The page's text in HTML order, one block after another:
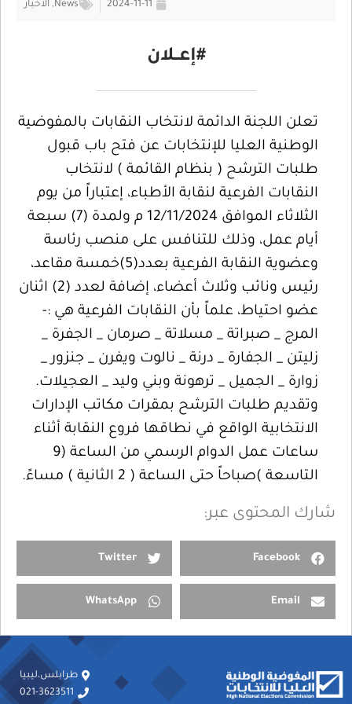
2024-11-11
News
, الأخبار
#إعــلان
تعلن اللجنة الدائمة لانتخاب النقابات بالمفوضية
الوطنية العليا للإنتخابات عن فتح باب قبول
طلبات الترشح ( بنظام القائمة ) لانتخاب
النقابات الفرعية لنقابة الأطباء، إعتباراً من يوم
الثلاثاء الموافق 12/11/2024 م ولمدة (7) سبعة
أيام عمل، وذلك للتنافس على منصب رئاسة
وعضوية النقابة الفرعية بعدد(5)خمسة مقاعد،
رئيس ونائب وثلاث أعضاء، إضافة لعدد (2) اثنان
عضو احتياط، علماً بأن النقابات الفرعية هي :-
المرج _ صبراتة _ مسلاتة _ صرمان _ الجفرة _
زليتن _ الجفارة _ درنة _ نالوت ويفرن _ جنزور _
زوارة _ الجميل _ ترهونة وبني وليد _ العجيلات.
وتقديم طلبات الترشح بمقرات مكاتب الإدارات
الانتخابية الواقع في نطاقها فروع النقابة أثناء
ساعات عمل الدوام الرسمي من الساعة (9
التاسعة )صباحاً حتى الساعة ( 2 الثانية ) مساءً.
شارك المحتوى عبر:
Facebook
Twitter
Email
WhatsApp
طرابلس،ليبيا
021-3623511